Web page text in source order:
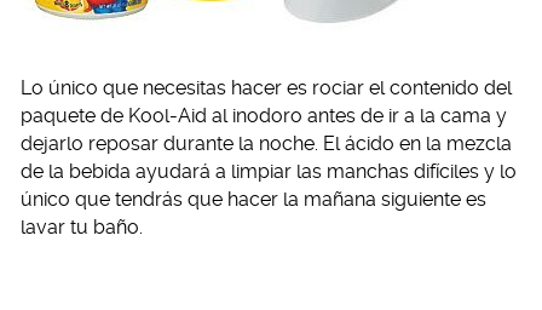
Lo único que necesitas hacer es rociar el contenido del
paquete de Kool-Aid al inodoro antes de ir a la cama y
dejarlo reposar durante la noche. El ácido en la mezcla
de la bebida ayudará a limpiar las manchas difíciles y lo
único que tendrás que hacer la mañana siguiente es
lavar tu baño.